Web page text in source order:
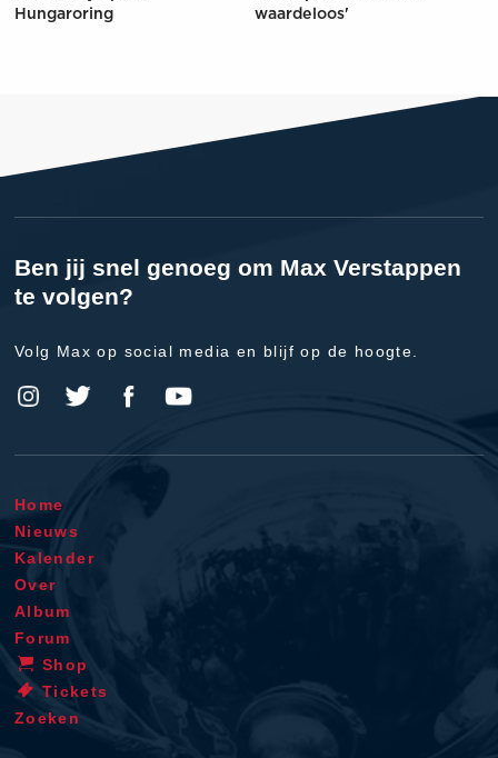
Hungaroring
waardeloos'
Ben jij snel genoeg om Max Verstappen
te volgen?
Volg Max op social media en blijf op de hoogte.
Home
Nieuws
Kalender
Over
Album
Forum
Shop
Tickets
Zoeken